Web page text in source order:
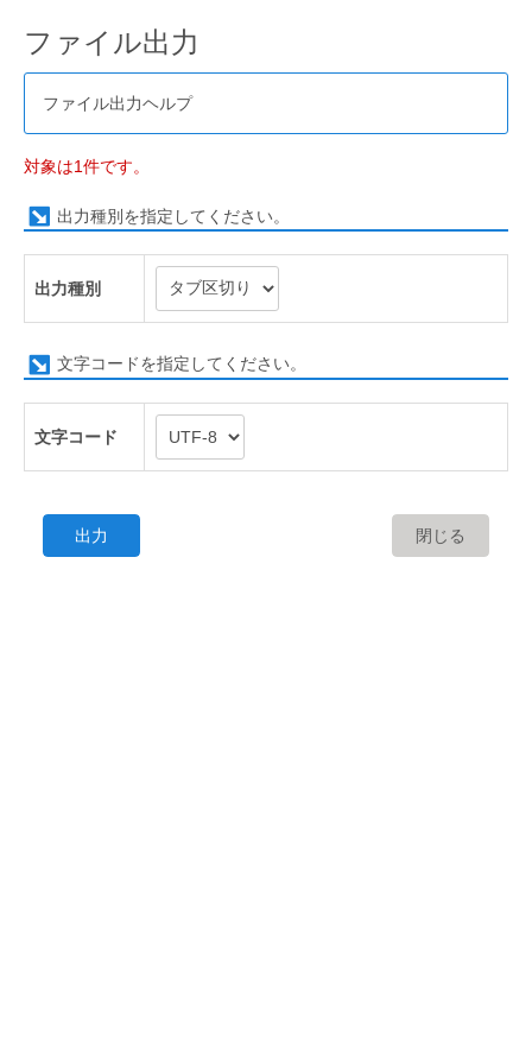
ファイル出力
ファイル出力ヘルプ
対象は1件です。
出力種別を指定してください。
出力種別
文字コードを指定してください。
文字コード